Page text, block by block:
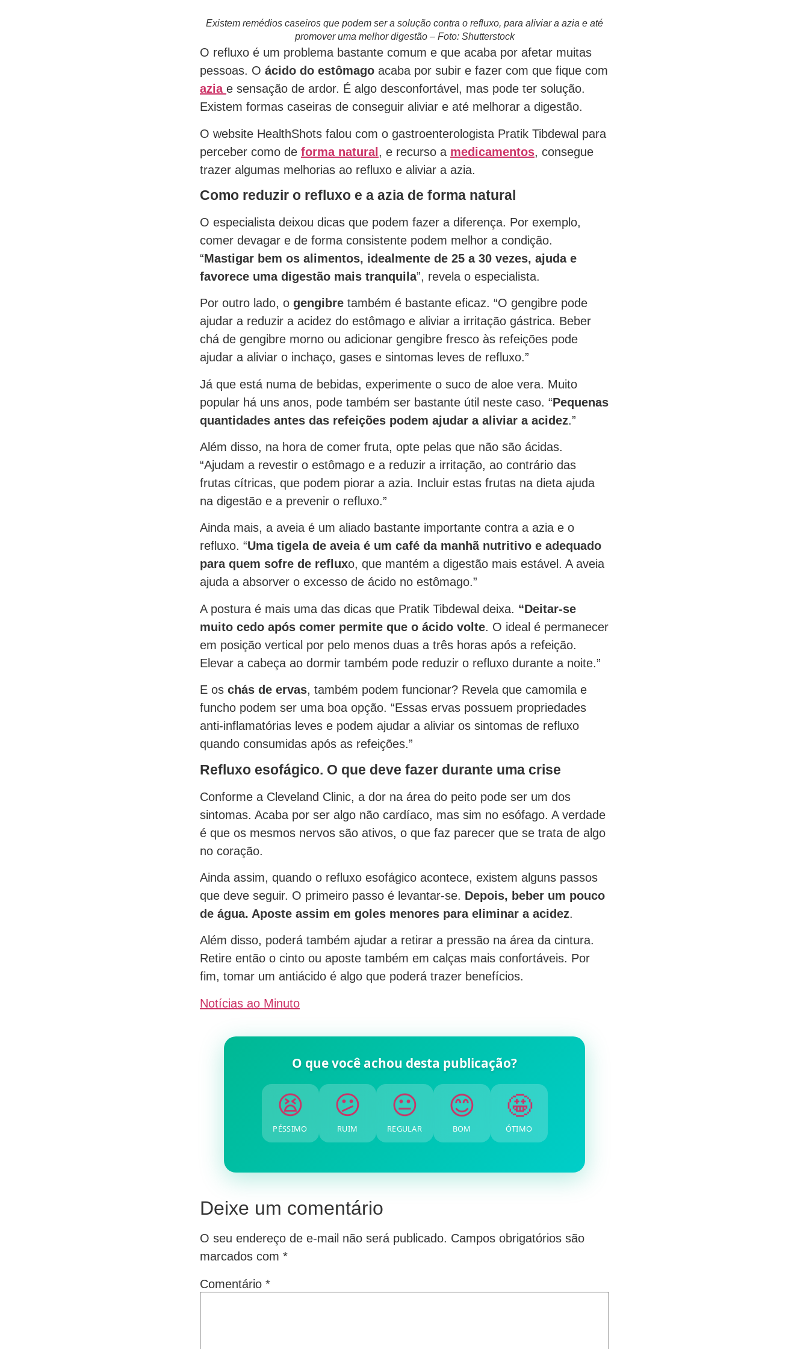
Existem remédios caseiros que podem ser a solução contra o refluxo, para aliviar a azia e até
promover uma melhor digestão – Foto: Shutterstock
O refluxo é um problema bastante comum e que acaba por afetar muitas
pessoas. O ácido do estômago acaba por subir e fazer com que fique com
azia e sensação de ardor. É algo desconfortável, mas pode ter solução.
Existem formas caseiras de conseguir aliviar e até melhorar a digestão.
O website HealthShots falou com o gastroenterologista Pratik Tibdewal para
perceber como de forma natural, e recurso a medicamentos, consegue
trazer algumas melhorias ao refluxo e aliviar a azia.
Como reduzir o refluxo e a azia de forma natural
O especialista deixou dicas que podem fazer a diferença. Por exemplo,
comer devagar e de forma consistente podem melhor a condição.
“Mastigar bem os alimentos, idealmente de 25 a 30 vezes, ajuda e
favorece uma digestão mais tranquila”, revela o especialista.
Por outro lado, o gengibre também é bastante eficaz. “O gengibre pode
ajudar a reduzir a acidez do estômago e aliviar a irritação gástrica. Beber
chá de gengibre morno ou adicionar gengibre fresco às refeições pode
ajudar a aliviar o inchaço, gases e sintomas leves de refluxo.”
Já que está numa de bebidas, experimente o suco de aloe vera. Muito
popular há uns anos, pode também ser bastante útil neste caso. “Pequenas
quantidades antes das refeições podem ajudar a aliviar a acidez.”
Além disso, na hora de comer fruta, opte pelas que não são ácidas.
“Ajudam a revestir o estômago e a reduzir a irritação, ao contrário das
frutas cítricas, que podem piorar a azia. Incluir estas frutas na dieta ajuda
na digestão e a prevenir o refluxo.”
Ainda mais, a aveia é um aliado bastante importante contra a azia e o
refluxo. “Uma tigela de aveia é um café da manhã nutritivo e adequado
para quem sofre de refluxo, que mantém a digestão mais estável. A aveia
ajuda a absorver o excesso de ácido no estômago.”
A postura é mais uma das dicas que Pratik Tibdewal deixa. “Deitar-se
muito cedo após comer permite que o ácido volte. O ideal é permanecer
em posição vertical por pelo menos duas a três horas após a refeição.
Elevar a cabeça ao dormir também pode reduzir o refluxo durante a noite.”
E os chás de ervas, também podem funcionar? Revela que camomila e
funcho podem ser uma boa opção. “Essas ervas possuem propriedades
anti-inflamatórias leves e podem ajudar a aliviar os sintomas de refluxo
quando consumidas após as refeições.”
Refluxo esofágico. O que deve fazer durante uma crise
Conforme a Cleveland Clinic, a dor na área do peito pode ser um dos
sintomas. Acaba por ser algo não cardíaco, mas sim no esófago. A verdade
é que os mesmos nervos são ativos, o que faz parecer que se trata de algo
no coração.
Ainda assim, quando o refluxo esofágico acontece, existem alguns passos
que deve seguir. O primeiro passo é levantar-se. Depois, beber um pouco
de água. Aposte assim em goles menores para eliminar a acidez.
Além disso, poderá também ajudar a retirar a pressão na área da cintura.
Retire então o cinto ou aposte também em calças mais confortáveis. Por
fim, tomar um antiácido é algo que poderá trazer benefícios.
Notícias ao Minuto
O que você achou desta publicação?
😫
PÉSSIMO
😕
RUIM
😐
REGULAR
😊
BOM
🤩
ÓTIMO
Deixe um comentário
O seu endereço de e-mail não será publicado. Campos obrigatórios são
marcados com *
Comentário *